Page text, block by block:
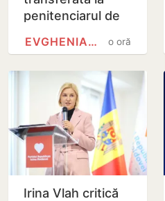
penitenciarul de
o oră
EVGHENIA GUȚUL
Irina Vlah critică